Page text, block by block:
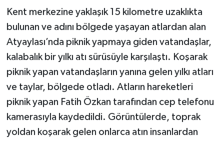
Kent merkezine yaklaşık 15 kilometre uzaklıkta
bulunan ve adını bölgede yaşayan atlardan alan
Atyaylası’nda piknik yapmaya giden vatandaşlar,
kalabalık bir yılkı atı sürüsüyle karşılaştı. Koşarak
piknik yapan vatandaşların yanına gelen yılkı atları
ve taylar, bölgede otladı. Atların hareketleri
piknik yapan Fatih Özkan tarafından cep telefonu
kamerasıyla kaydedildi. Görüntülerde, toprak
yoldan koşarak gelen onlarca atın insanlardan